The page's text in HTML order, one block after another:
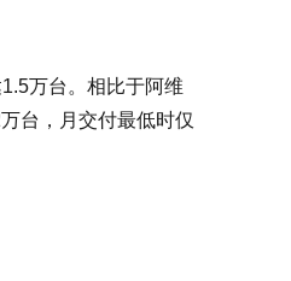
万台。相比于阿维
台，月交付最低时仅